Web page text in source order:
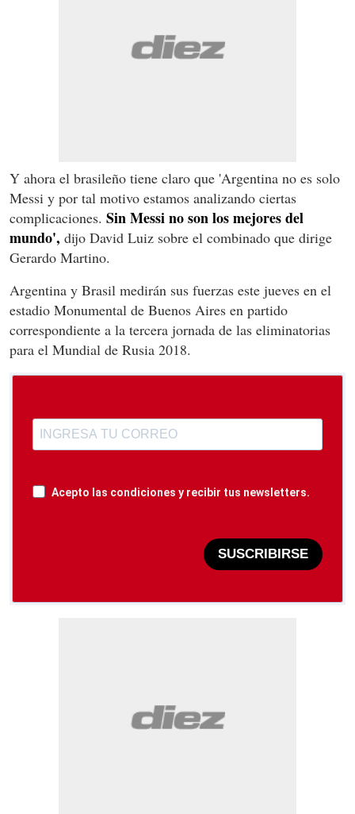
Y ahora el brasileño tiene claro que 'Argentina no es solo
Messi y por tal motivo estamos analizando ciertas
complicaciones. Sin Messi no son los mejores del
mundo', dijo David Luiz sobre el combinado que dirige
Gerardo Martino.
Argentina y Brasil medirán sus fuerzas este jueves en el
estadio Monumental de Buenos Aires en partido
correspondiente a la tercera jornada de las eliminatorias
para el Mundial de Rusia 2018.
Acepto las condiciones y recibir tus newsletters.
SUSCRIBIRSE